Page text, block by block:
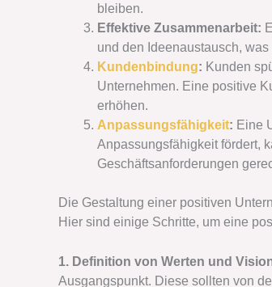
bleiben.
Effektive Zusammenarbeit:
und den Ideenaustausch,
Kundenbindung: Kunden
Unternehmen. Eine positive
erhöhen.
Anpassungsfähigkeit: Eine
Anpassungsfähigkeit fördert,
Geschäftsanforderungen
Die Gestaltung einer positiven
Hier sind einige Schritte, um eine
1. Definition von Werten und
Ausgangspunkt. Diese sollten von